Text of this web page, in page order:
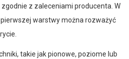
z zaleceniami producenta. W
pierwszej warstwy można rozważyć
takie jak pionowe, poziome lub